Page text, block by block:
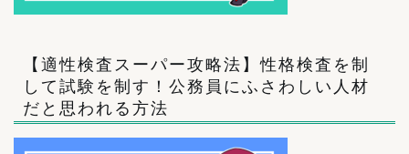
【適性検査スーパー攻略法】性格検査を制
して試験を制す！公務員にふさわしい人材
だと思われる方法